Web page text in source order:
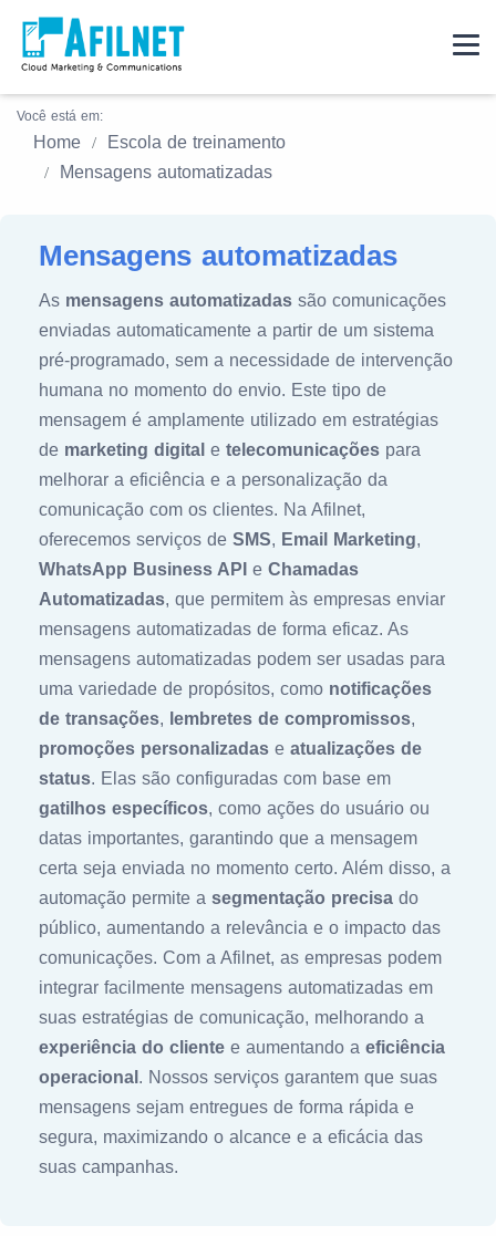
Você está em:
Home
Escola de treinamento
Mensagens automatizadas
Mensagens automatizadas
As mensagens automatizadas são comunicações
enviadas automaticamente a partir de um sistema
pré-programado, sem a necessidade de intervenção
humana no momento do envio. Este tipo de
mensagem é amplamente utilizado em estratégias
de marketing digital e telecomunicações para
melhorar a eficiência e a personalização da
comunicação com os clientes. Na Afilnet,
oferecemos serviços de SMS, Email Marketing,
WhatsApp Business API e Chamadas
Automatizadas, que permitem às empresas enviar
mensagens automatizadas de forma eficaz. As
mensagens automatizadas podem ser usadas para
uma variedade de propósitos, como notificações
de transações, lembretes de compromissos,
promoções personalizadas e atualizações de
status. Elas são configuradas com base em
gatilhos específicos, como ações do usuário ou
datas importantes, garantindo que a mensagem
certa seja enviada no momento certo. Além disso, a
automação permite a segmentação precisa do
público, aumentando a relevância e o impacto das
comunicações. Com a Afilnet, as empresas podem
integrar facilmente mensagens automatizadas em
suas estratégias de comunicação, melhorando a
experiência do cliente e aumentando a eficiência
operacional . Nossos serviços garantem que suas
mensagens sejam entregues de forma rápida e
segura, maximizando o alcance e a eficácia das
suas campanhas.